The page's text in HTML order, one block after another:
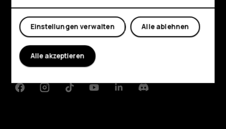
Mein Konto
Shop
Über
Planet and people
FacebookInstagramTiktokYoutubeLinkedinDiscord
Alle ablehnen
Einstellungen verwalten
Alle akzeptieren